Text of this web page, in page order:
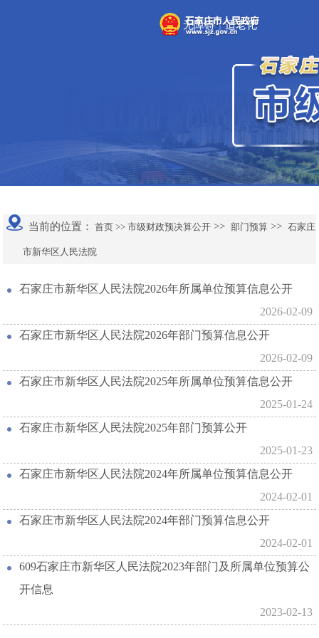
无障碍|适老化
当前的位置： 首页 >> 市级财政预决算公开 >>部门预算 >>石家庄
市新华区人民法院
石家庄市新华区人民法院2026年所属单位预算信息公开
2026-02-09
石家庄市新华区人民法院2026年部门预算信息公开
2026-02-09
石家庄市新华区人民法院2025年所属单位预算信息公开
2025-01-24
石家庄市新华区人民法院2025年部门预算公开
2025-01-23
石家庄市新华区人民法院2024年所属单位预算信息公开
2024-02-01
石家庄市新华区人民法院2024年部门预算信息公开
2024-02-01
609石家庄市新华区人民法院2023年部门及所属单位预算公
开信息
2023-02-13